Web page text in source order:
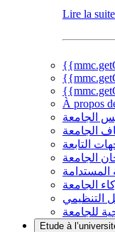
Lire la
À propos
الجامعة
الجامعة
التابعة
الجامعة
المستدامة
الجامعة
التنظيمي
للجامعة
Etude à